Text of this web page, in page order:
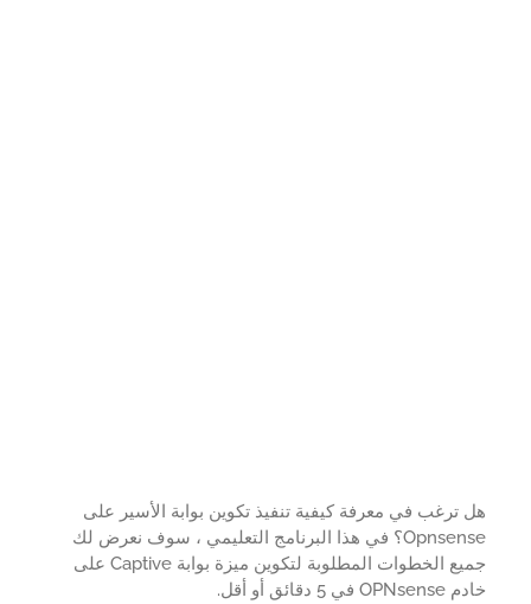
ترغب في معرفة كيفية تنفيذ تكوين بوابة الأسير على
Opnsense؟ في هذا البرنامج التعليمي ، سوف نعرض لك
جميع الخطوات المطلوبة لتكوين ميزة بوابة Captive على